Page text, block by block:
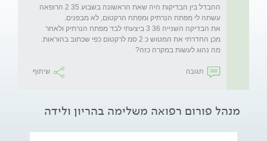
ההבדל בין הבדיקות היה שאת הראשונה בשבוע 35 2 הרופאה
את הבדיקה השנייה 36 3 ביצעתי לבד מפתח הנרתיק ולאחר
מה נהוג לעשות במקרה כזה?
תגובה שיתוף
מנהל פורום רפואה משלימה בהריון ולידה